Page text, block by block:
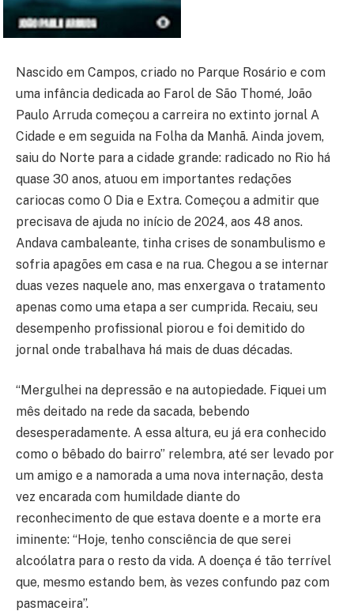
Nascido em Campos, criado no Parque Rosário e com
uma infância dedicada ao Farol de São Thomé, João
Paulo Arruda começou a carreira no extinto jornal A
Cidade e em seguida na Folha da Manhã. Ainda jovem,
saiu do Norte para a cidade grande: radicado no Rio há
quase 30 anos, atuou em importantes redações
cariocas como O Dia e Extra. Começou a admitir que
precisava de ajuda no início de 2024, aos 48 anos.
Andava cambaleante, tinha crises de sonambulismo e
sofria apagões em casa e na rua. Chegou a se internar
duas vezes naquele ano, mas enxergava o tratamento
apenas como uma etapa a ser cumprida. Recaiu, seu
desempenho profissional piorou e foi demitido do
jornal onde trabalhava há mais de duas décadas.
“Mergulhei na depressão e na autopiedade. Fiquei um
mês deitado na rede da sacada, bebendo
desesperadamente. A essa altura, eu já era conhecido
como o bêbado do bairro” relembra, até ser levado por
um amigo e a namorada a uma nova internação, desta
vez encarada com humildade diante do
reconhecimento de que estava doente e a morte era
iminente: “Hoje, tenho consciência de que serei
alcoólatra para o resto da vida. A doença é tão terrível
que, mesmo estando bem, às vezes confundo paz com
pasmaceira”.